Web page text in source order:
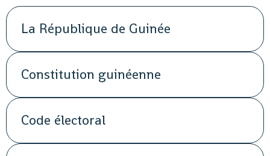
La République de Guinée
Constitution guinéenne
Code électoral